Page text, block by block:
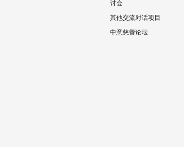
讨会
其他交流对话项目
中意慈善论坛